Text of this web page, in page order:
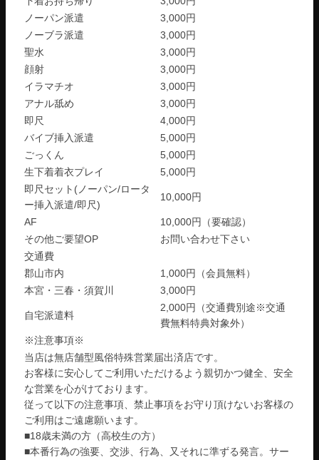
ノーパン派遣
3,000円
ノーブラ派遣
3,000円
聖水
3,000円
顔射
3,000円
イラマチオ
3,000円
アナル舐め
3,000円
即尺
4,000円
バイブ挿入派遣
5,000円
ごっくん
5,000円
生下着着衣プレイ
5,000円
即尺セット(ノーパン/ロータ
ー挿入派遣/即尺)
10,000円
AF
10,000円（要確認）
その他ご要望OP
お問い合わせ下さい
交通費
郡山市内
1,000円（会員無料）
本宮・三春・須賀川
3,000円
自宅派遣料
2,000円（交通費別途※交通
費無料特典対象外）
※注意事項※
当店は無店舗型風俗特殊営業届出済店です。
お客様に安心してご利用いただけるよう親切かつ健全、安全
な営業を心がけております。
従って以下の注意事項、禁止事項をお守り頂けないお客様の
ご利用はご遠慮願います。
■18歳未満の方（高校生の方）
■本番行為の強要、交渉、行為、又それに準ずる発言。サー